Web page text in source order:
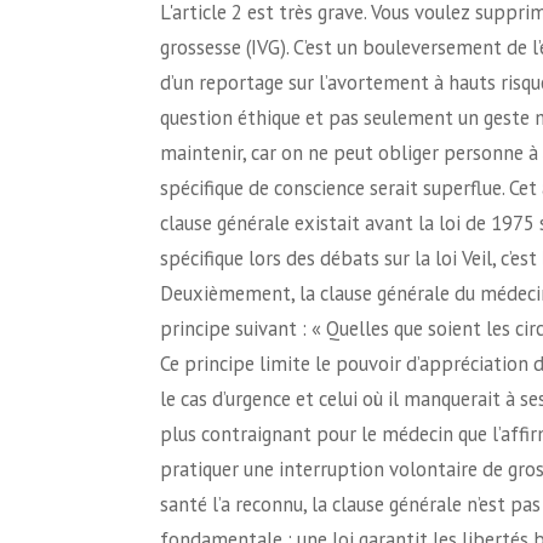
L'article 2 est très grave. Vous voulez supprimer la clause de conscience spécifique à l’interruption volontaire de grossesse (IVG). C’est un bouleversement de l’équilibre de la loi défendue par Simone Veil. En 2007, à l’occasion d’un reportage sur l’avortement à hauts risques en Espagne, elle nous alertait pourtant : « [L’avortement] est une question éthique et pas seulement un geste médical. […] Ne pas contraindre les médecins […] est un point à maintenir, car on ne peut obliger personne à aller contre ses convictions. » Vous affirmez que cette clause spécifique de conscience serait superflue. Cet argument est fallacieux pour plusieurs raisons. Premièrement, la clause générale existait avant la loi de 1975 sur l’avortement. Si le législateur a cru bon d’introduire une clause spécifique lors des débats sur la loi Veil, c’est bien qu’il fallait prendre en compte la portée de l’acte en cause. Deuxièmement, la clause générale du médecin est de portée plus restreinte. Celle-ci commence par énoncer le principe suivant : « Quelles que soient les circonstances, la continuité des soins aux malades doit être assurée. » Ce principe limite le pouvoir d’appréciation du médecin dans au moins deux circonstances citées dans le texte, « le cas d’urgence et celui où il manquerait à ses devoirs d’humanité. » Ce cadre juridique est de fait plus restrictif et plus contraignant pour le médecin que l’affirmation solennelle selon laquelle un médecin n’est jamais tenu de pratiquer une interruption volontaire de grossesse. Troisièmement, comme M. le ministre des solidarités et de la santé l’a reconnu, la clause générale n’est pas de nature législative mais réglementaire. La différence est fondamentale : une loi garantit les libertés bien mieux qu’un décret ministériel ; une loi ne peut être modifiée que par une autre loi votée par le Parlement, après des débats, des amendements, des votes, une censure possible du Conseil constitutionnel. Si on supprime cette clause de conscience de nature législative, il ne restera plus que celle de nature réglementaire, qui est beaucoup moins protectrice. Quatrièmement, la clause générale n’existe pas pour tous les autres personnels soignants. Certes, une clause générale similaire à celle du médecin existe pour les sages-femmes et pour les infirmiers, mais ces clauses générales de nature réglementaire comportent les mêmes limites et les mêmes conditions que celle du médecin. En outre, d’autres professions pourraient être amenées à participer de près ou de loin à la réalisation d’une IVG, comme celle d’aide-soignant. Or la clause spécifique à l’IVG dispose clairement qu’aucune sage-femme, aucun infirmier ni aucun auxiliaire médical, quel qu’il soit, n’est tenu de concourir à une interruption de grossesse. Il s’agit d’un droit fondamental des soignants, qui sont tenus d’agir en responsabilité et de manière éclairée. C’est pourquoi cet amendement vise à supprimer l’article 2 et donc à maintenir la clause de conscience spécifique, compte tenu de la portée de l’acte, surtout entre douze et quatorze semaines. M. Bazin a impeccablement exposé les motifs de ces amendements de suppression. La valeur de la clause de conscience n’est pas seulement législative, puisqu’elle a été consacrée par le Conseil constitutionnel dans sa décision du 15 janvier 1975. En effet, un des deux motifs de validation de la loi Veil réside précisément en ce qu’elle affiche son respect de la liberté de conscience de chacun, dans la mesure où personne n’est évidemment obligé de subir un avortement, ni même d’y participer, ainsi que le dispose expressément la loi en faveur du personnel médical et paramédical. Vous êtes nombreux à déposer des amendements visant à supprimer l’article 2. Cet article constitue cependant une disposition centrale par rapport à l’objectif de cette proposition de loi qui vise, comme vous l’avez compris, à améliorer l’accès à l’avortement en